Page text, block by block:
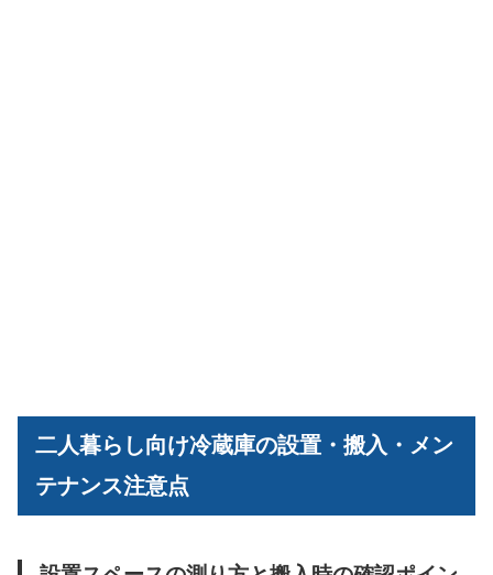
二人暮らし向け冷蔵庫の設置・搬入・メン
テナンス注意点